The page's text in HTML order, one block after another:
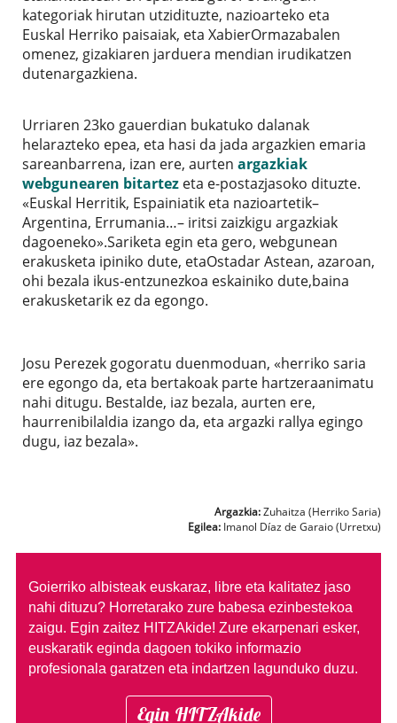
kategoriak hirutan utzidituzte, nazioarteko eta
Euskal Herriko paisaiak, eta XabierOrmazabalen
omenez, gizakiaren jarduera mendian irudikatzen
dutenargazkiena.
Urriaren 23ko gauerdian bukatuko dalanak
helarazteko epea, eta hasi da jada argazkien emaria
sareanbarrena, izan ere, aurten argazkiak
webgunearen bitartezeta e-postazjasoko dituzte.
«Euskal Herritik, Espainiatik eta nazioartetik–
Argentina, Errumania…– iritsi zaizkigu argazkiak
dagoeneko».Sariketa egin eta gero, webgunean
erakusketa ipiniko dute, etaOstadar Astean, azaroan,
ohi bezala ikus-entzunezkoa eskainiko dute,baina
erakusketarik ez da egongo.
Josu Perezek gogoratu duenmoduan, «herriko saria
ere egongo da, eta bertakoak parte hartzeraanimatu
nahi ditugu. Bestalde, iaz bezala, aurten ere,
haurrenibilaldia izango da, eta argazki rallya egingo
dugu, iaz bezala».
Argazkia:Zuhaitza (Herriko Saria)
Egilea: Imanol Díaz de Garaio (Urretxu)
Goierriko albisteak euskaraz, libre eta kalitatez jaso
nahi dituzu? Horretarako zure babesa ezinbestekoa
zaigu. Egin zaitez HITZAkide! Zure ekarpenari esker,
euskaratik eginda dagoen tokiko informazio
profesionala garatzen eta indartzen lagunduko duzu.
Egin HITZAkide